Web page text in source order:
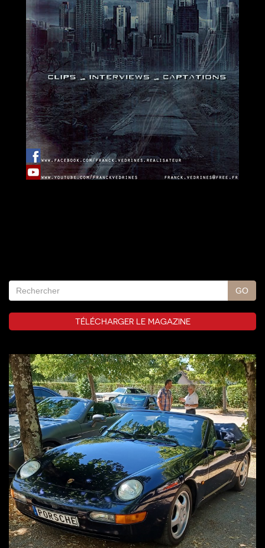
TÉLÉCHARGER LE MAGAZINE